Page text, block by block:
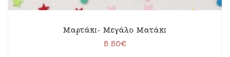
Μαρτάκι- Μεγάλο Ματάκι
5.50€